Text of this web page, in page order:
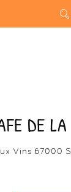
DE
Vins 67000